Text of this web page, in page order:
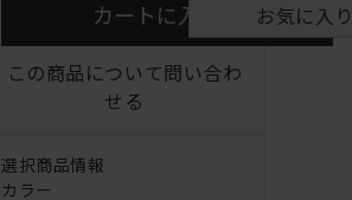
カートに入れる お気に入
この商品について問い合わ
せる
選択商品情報
カラー